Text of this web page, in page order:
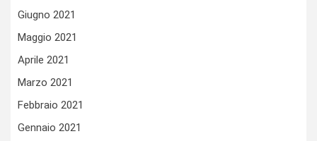
Giugno 2021
Maggio 2021
Aprile 2021
Marzo 2021
Febbraio 2021
Gennaio 2021